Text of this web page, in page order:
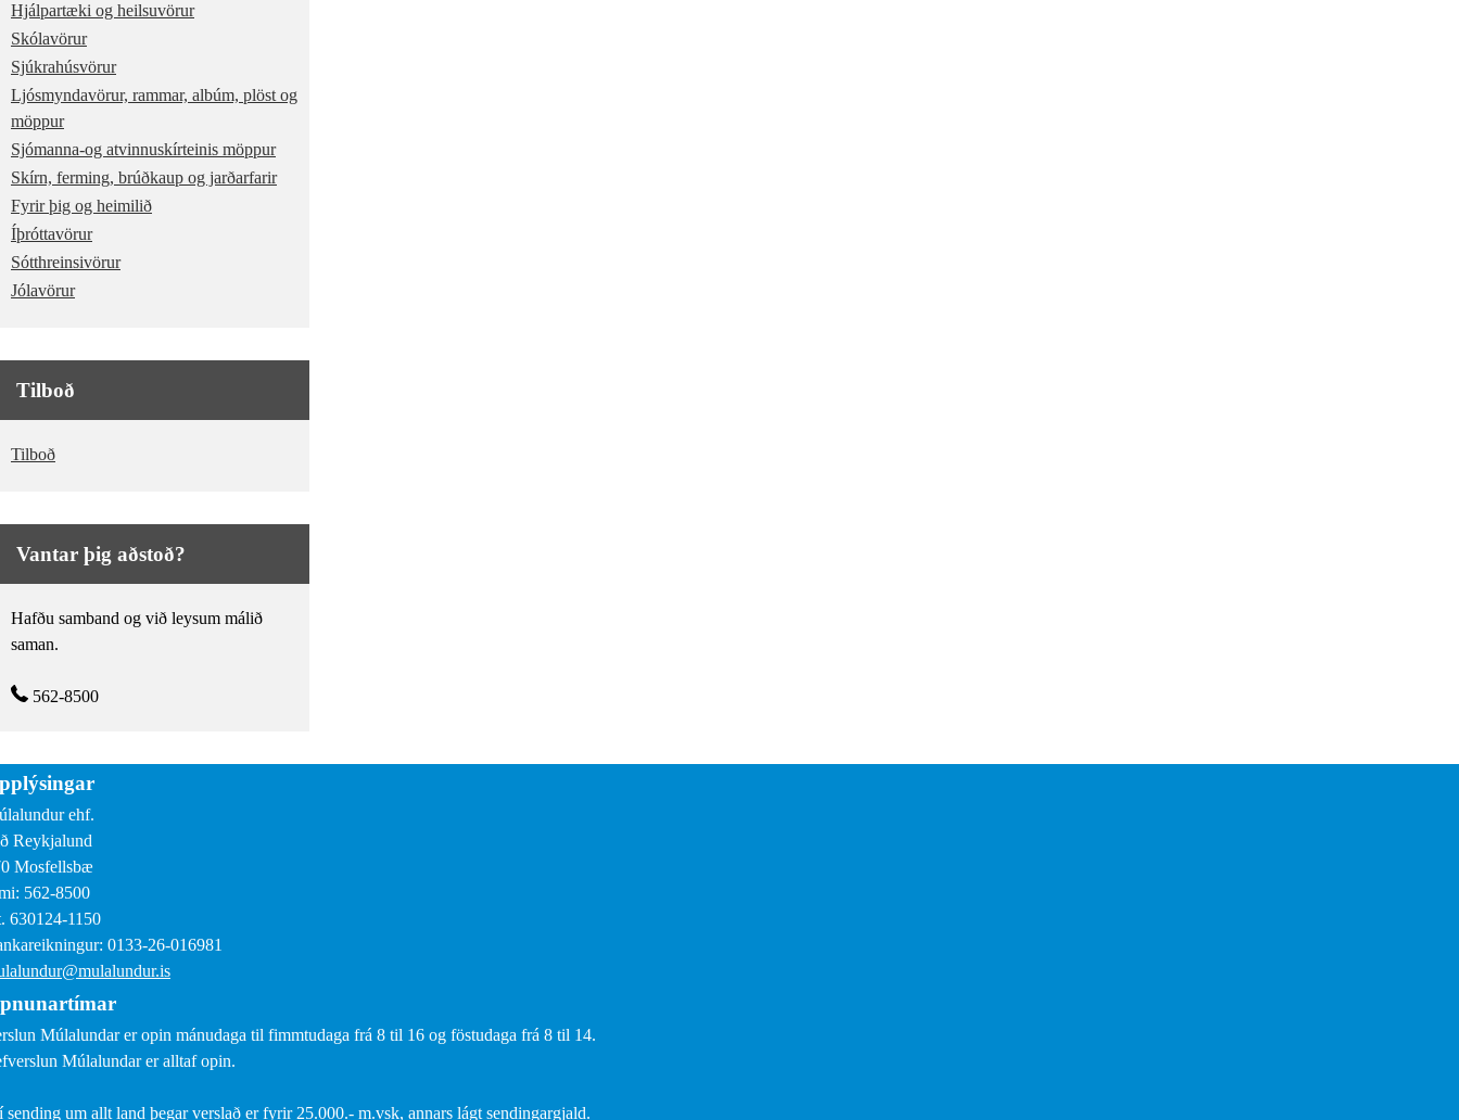
Hjálpartæki og heilsuvörur
Skólavörur
Sjúkrahúsvörur
Ljósmyndavörur, rammar, albúm, plöst og
möppur
Sjómanna-og atvinnuskírteinis möppur
Skírn, ferming, brúðkaup og jarðarfarir
Fyrir þig og heimilið
Íþróttavörur
Sótthreinsivörur
Jólavörur
Tilboð
Tilboð
Vantar þig aðstoð?
Hafðu samband og við leysum málið
saman.
562-8500
ehf.
Reykjalund
Mosfellsbæ
562-8500
630124-1150
0133-26-016981
Múlalundar er opin mánudaga til fimmtudaga frá 8 til 16 og föstudaga frá 8 til 14.
Múlalundar er alltaf opin.
sending um allt land þegar verslað er fyrir 25.000.- m.vsk, annars lágt sendingargjald.